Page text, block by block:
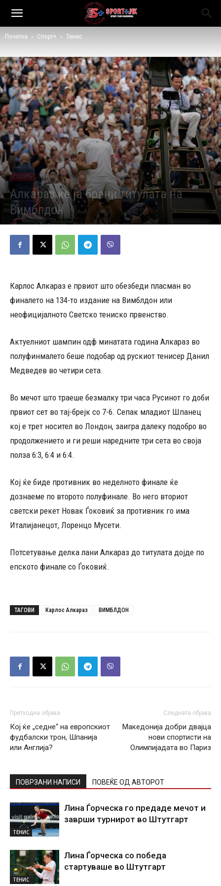
Почетна Спорт+ Тенис
СПОРТ+ ТЕНИС
Алкараз ќе ја брани титулата на
Вимблдон
Објавено од Редакција - 12/07/2024 485
Карлос Алкараз е првиот што обезбеди пласман во
финалето на 134-то издание на Вимблдон или
неофицијалното Светско тениско првенство.
Актуелниот шампин одф минатата година Алкараз во
полуфинмалето беше подобар од рускиот тенисер Данил
Медведев во четири сета.
Во мечот што траеше безмалку три часа Русинот го доби
првиот сет во тај-брејк со 7-6. Сепак младиот Шпанец
кој е трет носител во Лондон, заигра далеку подобро во
продолжението и ги реши наредните три сета во своја
полза 6:3, 6:4 и 6:4.
Кој ќе биде противник во неделното финале ќе
дознаеме по второто полуфинале. Во него вториот
светски рекет Новак Ѓоковиќ за противник го има
Италијанецот, Лоренцо Мусети.
Потсетување делка лани Алкараз до титулата дојде по
епското финале со Ѓоковиќ.
ТАГОВИ Карлос Алкараз ВИМБЛДОН
Претходна објава
Кој ќе „седне“ на европскиот
фудбалски трон, Шпанија
или Англија?
Следната објава
Македонија добри двајца
нови спортисти на
Олимпијадата во Париз
ПОВРЗАНИ НАПИСИ ПОВЕЌЕ ОД АВТОРОТ
ТЕНИС
Лина Ѓорческа го предаде мечот и
заврши турнирот во Штутгарт
ТЕНИС
Лина Ѓорческа со победа
стартуваше во Штутгарт